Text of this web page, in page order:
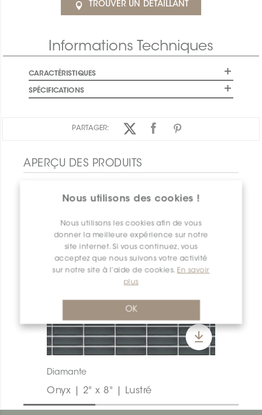
Nous utilisons des cookies !
Nous utilisons les cookies afin de vous
donner la meilleure expérience sur notre
site internet. Si vous continuez, vous
acceptez que nous suivons votre activité
sur notre site à l’aide de cookies. En savoir
plus
OK
TROUVER UN DÉTAILLANT
Informations Techniques
CARACTÉRISTIQUES
SPÉCIFICATIONS
PARTAGER:
APERÇU DES PRODUITS
Diamante
Onyx | 2" x 8" | Lustré